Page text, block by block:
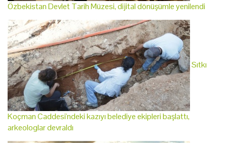
Özbekistan Devlet Tarih Müzesi, dijital dönüşümle yenilendi
Sıtkı
Koçman Caddesi'ndeki kazıyı belediye ekipleri başlattı,
arkeologlar devraldı